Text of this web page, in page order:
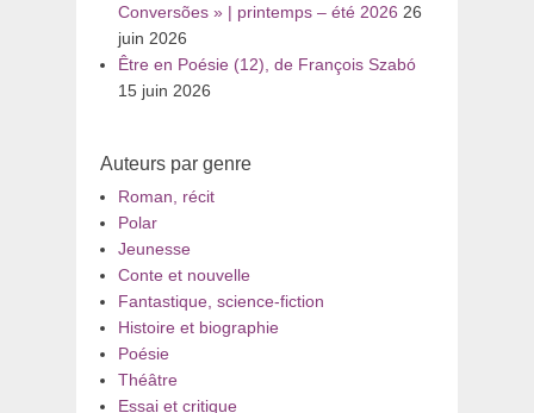
Conversões » | printemps – été 2026 26
juin 2026
Être en Poésie (12), de François Szabó
15 juin 2026
Auteurs par genre
Roman, récit
Polar
Jeunesse
Conte et nouvelle
Fantastique, science-fiction
Histoire et biographie
Poésie
Théâtre
Essai et critique